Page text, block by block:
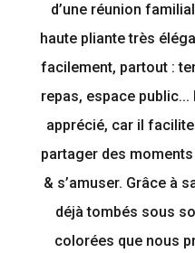
d’une réunion
haute pliante très
facilement, partout :
repas, espace
apprécié, car il
partager des
& s’amuser. Grâce à
déjà tombés sous
colorées que nous